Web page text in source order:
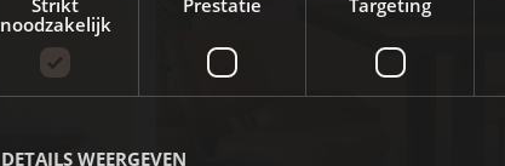
noodzakelijk
DETAILS WEERGEVEN